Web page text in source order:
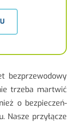
bez­prze­wo­do­wy
trze­ba mar­twić
o bez­pie­czeń­
Nasze przy­łą­cze